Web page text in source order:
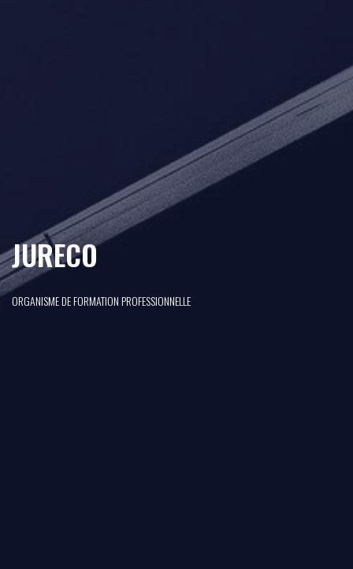
JURECO
ORGANISME DE FORMATION PROFESSIONNELLE